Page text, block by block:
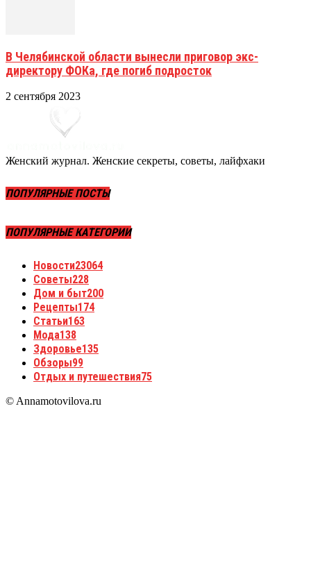
В Челябинской области вынесли приговор экс-
директору ФОКа, где погиб подросток
2 сентября 2023
Женский журнал. Женские секреты, советы, лайфхаки
ПОПУЛЯРНЫЕ ПОСТЫ
ПОПУЛЯРНЫЕ КАТЕГОРИИ
Новости23064
Советы228
Дом и быт200
Рецепты174
Статьи163
Мода138
Здоровье135
Обзоры99
Отдых и путешествия75
© Annamotovilova.ru